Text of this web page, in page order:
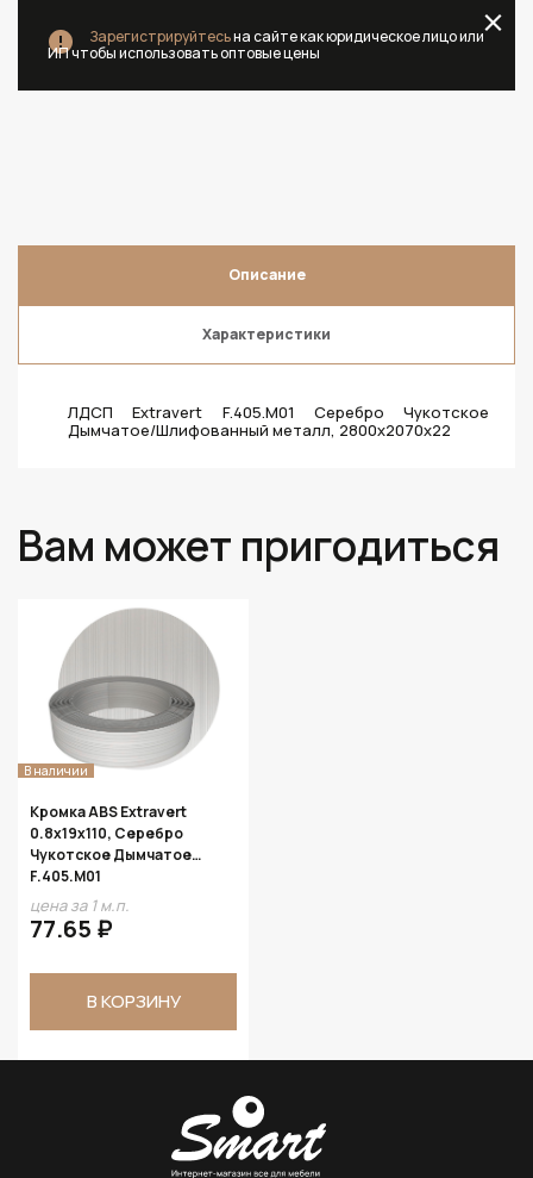
Зарегистрируйтесьна сайте как юридическое лицо или
ИП чтобы использовать оптовые цены
Описание
Характеристики
ЛДСП Extravert F.405.M01 Серебро Чукотское
Дымчатое/Шлифованный металл, 2800х2070х22
Вам может пригодиться
В наличии
Кромка ABS Extravert
0.8х19х110, Серебро
Чукотское Дымчатое
F.405.M01
цена за 1 м.п.
77.65 ₽
В КОРЗИНУ